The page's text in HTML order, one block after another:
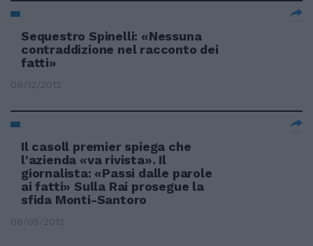
Sequestro Spinelli: «Nessuna
contraddizione nel racconto dei
fatti»
09/12/2012
Il casoll premier spiega che
l'azienda «va rivista». Il
giornalista: «Passi dalle parole
ai fatti» Sulla Rai prosegue la
sfida Monti-Santoro
06/05/2012